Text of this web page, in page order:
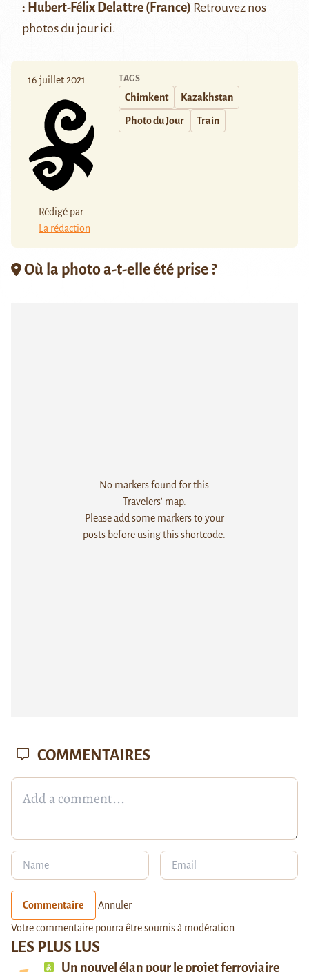
: Hubert-Félix Delattre (France) Retrouvez nos
photos du jourici.
16 juillet 2021
Rédigé par :
La rédaction
TAGS
Chimkent Kazakhstan
Photo du Jour Train
Où la photo a-t-elle été prise ?
No markers found for this
Travelers' map.
Please add some markers to your
posts before using this shortcode.
LES PLUS LUS
Un nouvel élan pour le projet ferroviaire
COMMENTAIRES
Commentaire Annuler
Votre commentaire pourra être soumis à modération.